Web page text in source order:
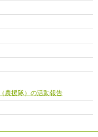
農援隊）の活動報告